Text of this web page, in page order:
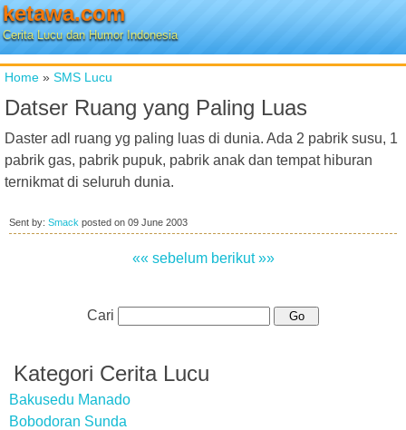
ketawa.com
Cerita Lucu dan Humor Indonesia
Home » SMS Lucu
Datser Ruang yang Paling Luas
Daster adl ruang yg paling luas di dunia. Ada 2 pabrik susu, 1
pabrik gas, pabrik pupuk, pabrik anak dan tempat hiburan
ternikmat di seluruh dunia.
Sent by: Smack posted on 09 June 2003
«« sebelum berikut »»
Cari
Kategori Cerita Lucu
Bakusedu Manado
Bobodoran Sunda